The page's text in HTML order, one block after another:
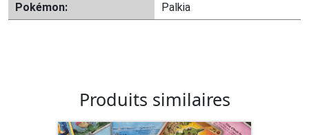
Pokémon:
Palkia
Produits similaires